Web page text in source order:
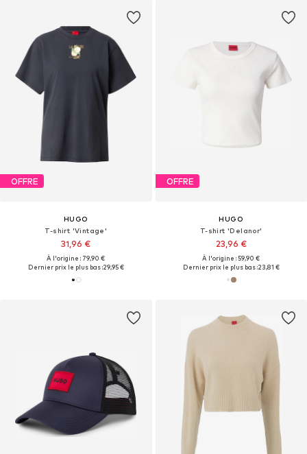
OFFRE
HUGO
T-shirt 'Vintage'
31,96 €
À l'origine : 79,90 €
Dernier prix le plus bas :29,95 €
OFFRE
HUGO
T-shirt 'Delanor'
23,96 €
À l'origine : 59,90 €
Dernier prix le plus bas :23,81 €